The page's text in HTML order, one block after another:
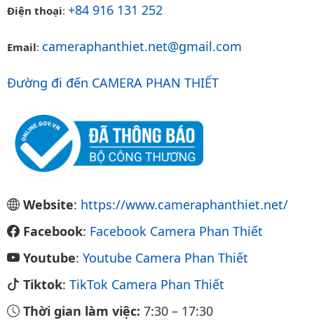
Điện thoại: +84 916 131 252
Email: cameraphanthiet.net@gmail.com
Đường đi đến CAMERA PHAN THIẾT
Website: https://www.cameraphanthiet.net/
Facebook: Facebook Camera Phan Thiết
Youtube: Youtube Camera Phan Thiết
Tiktok: TikTok Camera Phan Thiết
Thời gian làm việc: 7:30 – 17:30